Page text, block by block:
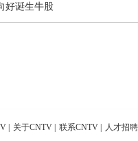
好诞生牛股
关于CNTV 联系CNTV 人才招聘